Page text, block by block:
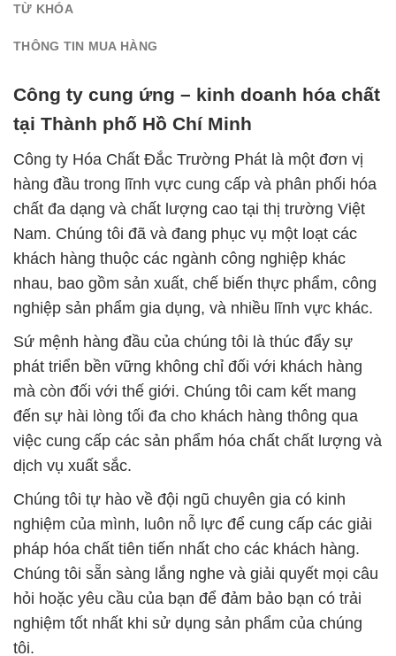
TỪ KHÓA
THÔNG TIN MUA HÀNG
Công ty cung ứng – kinh doanh hóa chất
tại Thành phố Hồ Chí Minh
Công ty Hóa Chất Đắc Trường Phát là một đơn vị
hàng đầu trong lĩnh vực cung cấp và phân phối hóa
chất đa dạng và chất lượng cao tại thị trường Việt
Nam. Chúng tôi đã và đang phục vụ một loạt các
khách hàng thuộc các ngành công nghiệp khác
nhau, bao gồm sản xuất, chế biến thực phẩm, công
nghiệp sản phẩm gia dụng, và nhiều lĩnh vực khác.
Sứ mệnh hàng đầu của chúng tôi là thúc đẩy sự
phát triển bền vững không chỉ đối với khách hàng
mà còn đối với thế giới. Chúng tôi cam kết mang
đến sự hài lòng tối đa cho khách hàng thông qua
việc cung cấp các sản phẩm hóa chất chất lượng và
dịch vụ xuất sắc.
Chúng tôi tự hào về đội ngũ chuyên gia có kinh
nghiệm của mình, luôn nỗ lực để cung cấp các giải
pháp hóa chất tiên tiến nhất cho các khách hàng.
Chúng tôi sẵn sàng lắng nghe và giải quyết mọi câu
hỏi hoặc yêu cầu của bạn để đảm bảo bạn có trải
nghiệm tốt nhất khi sử dụng sản phẩm của chúng
tôi.